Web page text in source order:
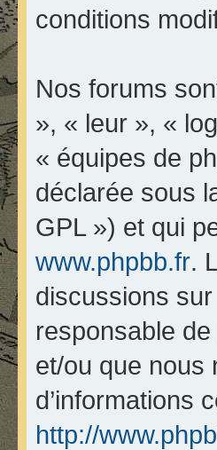
conditions
Nos forums
», « leur », «
« équipes de
déclarée sous
GPL ») et qui
www.phpbb.fr.
discussions
responsable
et/ou que nous
d’informations
http://